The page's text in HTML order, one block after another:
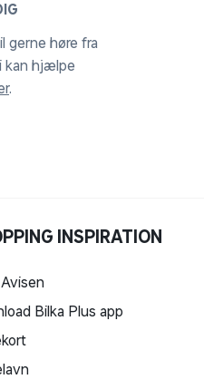
gerne høre fra
kan hjælpe
.
INSPIRATION
Bilka Plus app